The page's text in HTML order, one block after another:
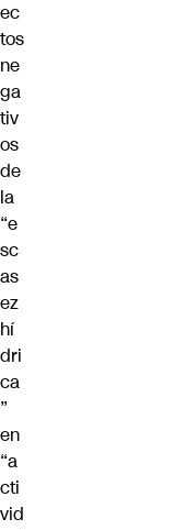
ec
tos
ne
ga
tiv
os
de
la
“e
sc
as
ez
hí
dri
ca
”
en
“a
cti
vid